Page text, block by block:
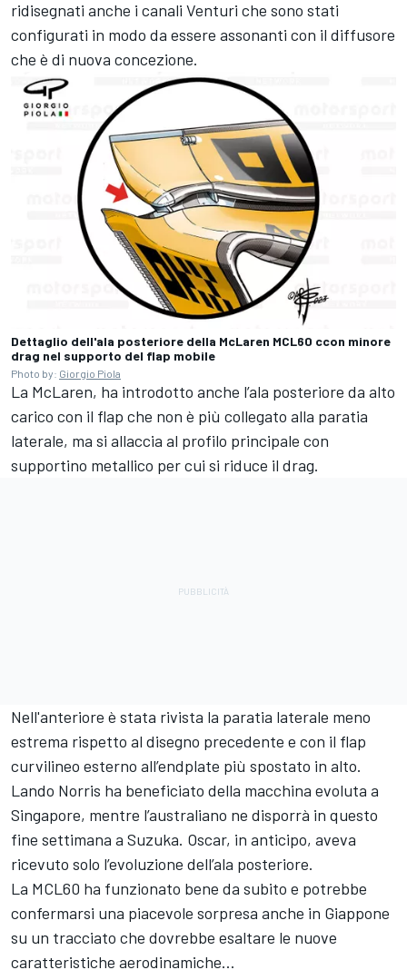
ridisegnati anche i canali Venturi che sono stati
configurati in modo da essere assonanti con il diffusore
che è di nuova concezione.
Dettaglio dell'ala posteriore della McLaren MCL60 ccon minore
drag nel supporto del flap mobile
Photo by: Giorgio Piola
La McLaren, ha introdotto anche l’ala posteriore da alto
carico con il flap che non è più collegato alla paratia
laterale, ma si allaccia al profilo principale con
supportino metallico per cui si riduce il drag.
Nell'anteriore è stata rivista la paratia laterale meno
estrema rispetto al disegno precedente e con il flap
curvilineo esterno all’endplate più spostato in alto.
Lando Norris ha beneficiato della macchina evoluta a
Singapore, mentre l’australiano ne disporrà in questo
fine settimana a Suzuka. Oscar, in anticipo, aveva
ricevuto solo l’evoluzione dell’ala posteriore.
La MCL60 ha funzionato bene da subito e potrebbe
confermarsi una piacevole sorpresa anche in Giappone
su un tracciato che dovrebbe esaltare le nuove
caratteristiche aerodinamiche…